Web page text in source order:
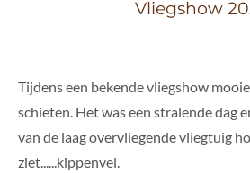
Vliegshow
Tijdens een bekende vliegshow
schieten. Het was een stralende dag
van de laag overvliegende vliegtuig
ziet......kippenvel.